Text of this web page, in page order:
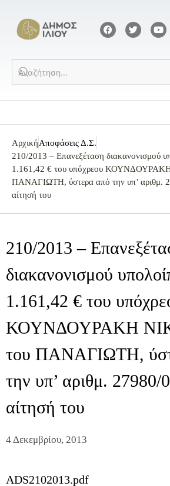
ΑρχικήΑποφάσεις Δ.Σ.
210/2013 – Επανεξέταση διακανονισμού
1.161,42 € του υπόχρεου
ΠΑΝΑΓΙΩΤΗ, ύστερα από την υπ’ αριθμ.
αίτησή του
210/2013 –
διακανονισμού
1.161,42 € του
ΚΟΥΝΔΟΥΡΑΚΗ
του ΠΑΝΑΓΙΩΤΗ,
την υπ’ αριθμ. 27980/
αίτησή του
4 Δεκεμβρίου, 2013
ADS2102013.pdf